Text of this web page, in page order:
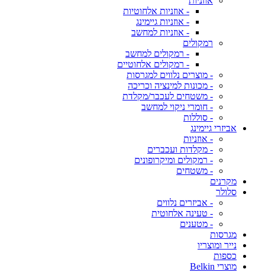
- אוזניות אלחוטיות
- אוזניות גיימינג
- אוזניות למחשב
רמקולים
- רמקולים למחשב
- רמקולים אלחוטיים
- מוצרים נלווים למגרסות
- מכונות למינציה וכריכה
- משטחים לעכבר/מקלדת
- חומרי ניקוי למחשב
- סוללות
אביזרי גיימינג
- אוזניות
- מקלדות ועכברים
- רמקולים ומיקרופונים
- משטחים
מקרנים
סלולר
- אביזרים נלווים
- טעינה אלחוטית
- מטענים
מגרסות
נייר ומוצריו
כספות
מוצרי Belkin